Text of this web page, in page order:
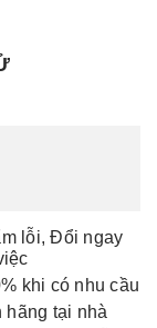
lỗi, Đổi ngay
khi có nhu cầu
hãng tại nhà